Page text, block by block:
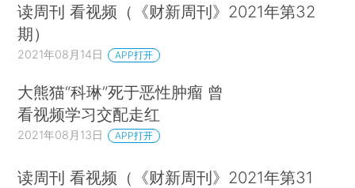
读周刊 看视频（《财新周刊》2021年第32
期）
2021年08月14日 APP打开
大熊猫“科琳”死于恶性肿瘤 曾
看视频学习交配走红
2021年08月13日 APP打开
读周刊 看视频（《财新周刊》2021年第31